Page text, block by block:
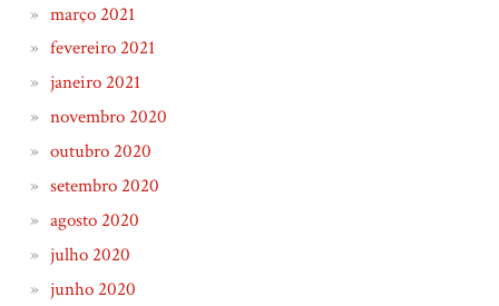
março 2021
fevereiro 2021
janeiro 2021
novembro 2020
outubro 2020
setembro 2020
agosto 2020
julho 2020
junho 2020